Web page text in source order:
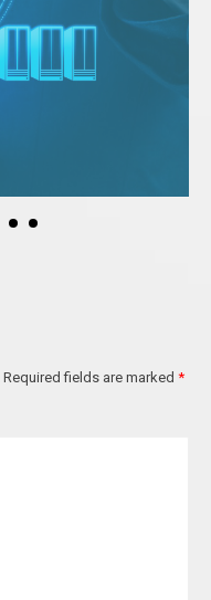
Required fields are marked *